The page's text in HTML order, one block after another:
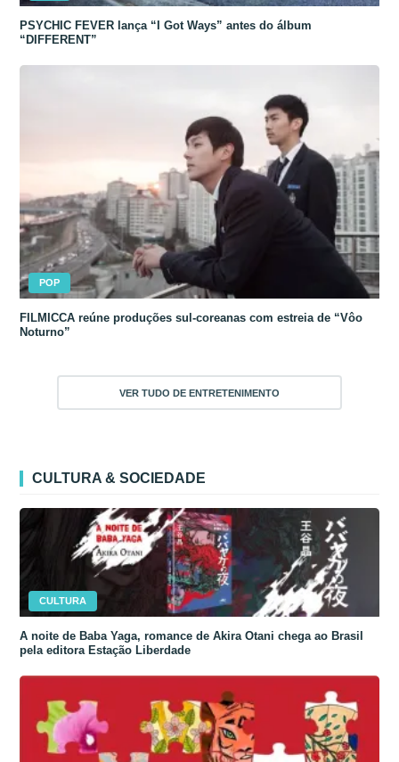
PSYCHIC FEVER lança “I Got Ways” antes do álbum
“DIFFERENT”
POP
FILMICCA reúne produções sul-coreanas com estreia de “Vôo
Noturno”
VER TUDO DE ENTRETENIMENTO
CULTURA & SOCIEDADE
CULTURA
A noite de Baba Yaga, romance de Akira Otani chega ao Brasil
pela editora Estação Liberdade